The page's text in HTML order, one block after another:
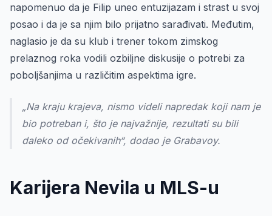
napomenuo da je Filip uneo entuzijazam i strast u svoj
posao i da je sa njim bilo prijatno sarađivati. Međutim,
naglasio je da su klub i trener tokom zimskog
prelaznog roka vodili ozbiljne diskusije o potrebi za
poboljšanjima u različitim aspektima igre.
„Na kraju krajeva, nismo videli napredak koji nam je
bio potreban i, što je najvažnije, rezultati su bili
daleko od očekivanih“, dodao je Grabavoy.
Karijera Nevila u MLS-u